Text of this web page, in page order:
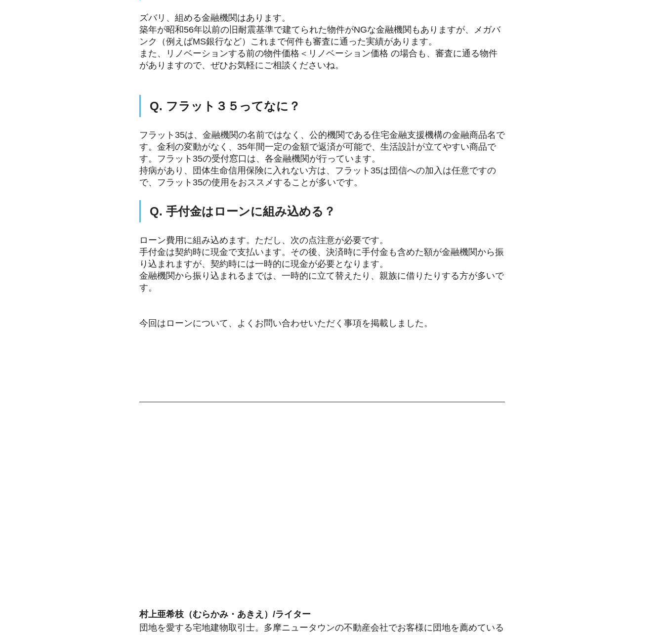
ズバリ、組める金融機関はあります。
築年が昭和56年以前の旧耐震基準で建てられた物件がNGな金融機関もありますが、メガバ
ンク（例えばMS銀行など）これまで何件も審査に通った実績があります。
また、リノベーションする前の物件価格＜リノベーション価格 の場合も、審査に通る物件
がありますので、ぜひお気軽にご相談くださいね。
Q. フラット３５ってなに？
フラット35は、金融機関の名前ではなく、公的機関である住宅金融支援機構の金融商品名で
す。金利の変動がなく、35年間一定の金額で返済が可能で、生活設計が立てやすい商品で
す。フラット35の受付窓口は、各金融機関が行っています。
持病があり、団体生命信用保険に入れない方は、フラット35は団信への加入は任意ですの
で、フラット35の使用をおススメすることが多いです。
Q. 手付金はローンに組み込める？
ローン費用に組み込めます。ただし、次の点注意が必要です。
手付金は契約時に現金で支払います。その後、決済時に手付金も含めた額が金融機関から振
り込まれますが、契約時には一時的に現金が必要となります。
金融機関から振り込まれるまでは、一時的に立て替えたり、親族に借りたりする方が多いで
す。
今回はローンについて、よくお問い合わせいただく事項を掲載しました。
村上亜希枝（むらかみ・あきえ）/ライター
団地を愛する宅地建物取引士。多摩ニュータウンの不動産会社でお客様に団地を薦めている